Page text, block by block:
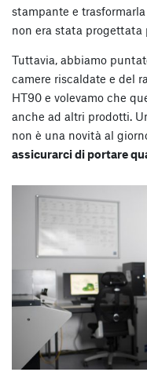
stampante e
non era stata progettata
Tuttavia, abbiamo
camere riscaldate e del
HT90 e volevamo che
anche ad altri prodotti.
non è una novità al
assicurarci di portare